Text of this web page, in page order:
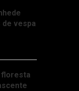
de vespa
floresta